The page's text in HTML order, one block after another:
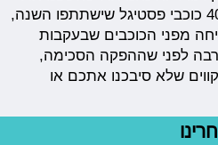
שאר הנותרים ויצא שמתוך 40 כוכבי פסטיגל שישתתפו השנה,
מ-20! אז סליחה מפני הכוכבים שבעקבות
לפני שההפקה הסכימה,
שלא סיבכנו אתכם או